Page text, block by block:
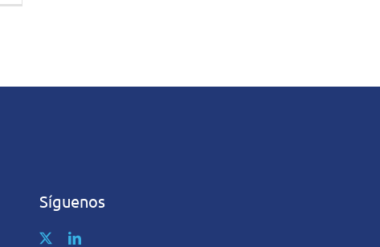
Síguenos